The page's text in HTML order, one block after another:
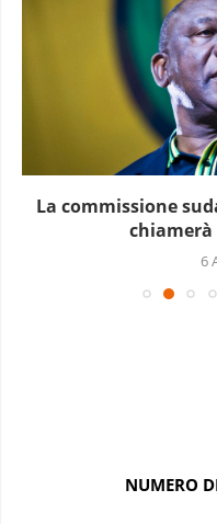
Le elezioni
6